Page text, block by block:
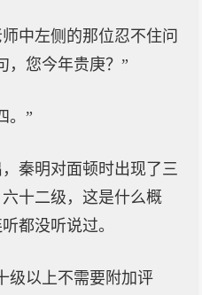
中左侧的那位忍不住问
，您今年贵庚？”
。”
秦明对面顿时出现了三
十二级，这是什么概
都没听说过。
级以上不需要附加评